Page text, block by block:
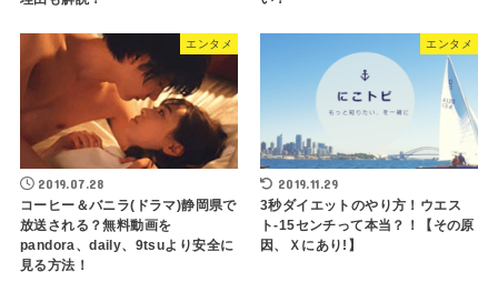
エンタメ
2019.07.28
コーヒー＆バニラ(ドラマ)静岡県で
放送される？無料動画を
pandora、daily、9tsuより安全に
見る方法！
エンタメ
2019.11.29
3秒ダイエットのやり方！ウエス
ト-15センチって本当？！【その原
因、Ｘにあり!】